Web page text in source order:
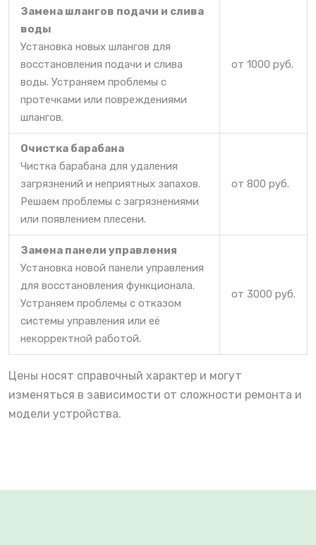
Замена шлангов подачи и слива
воды
Установка новых шлангов для
восстановления подачи и слива
воды. Устраняем проблемы с
протечками или повреждениями
шлангов.
от 1000 руб.
Очистка барабана
Чистка барабана для удаления
загрязнений и неприятных запахов.
Решаем проблемы с загрязнениями
или появлением плесени.
от 800 руб.
Замена панели управления
Установка новой панели управления
для восстановления функционала.
Устраняем проблемы с отказом
системы управления или её
некорректной работой.
от 3000 руб.
Цены носят справочный характер и могут
изменяться в зависимости от сложности ремонта и
модели устройства.